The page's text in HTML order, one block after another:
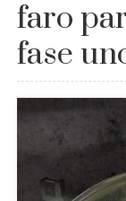
faro
fase